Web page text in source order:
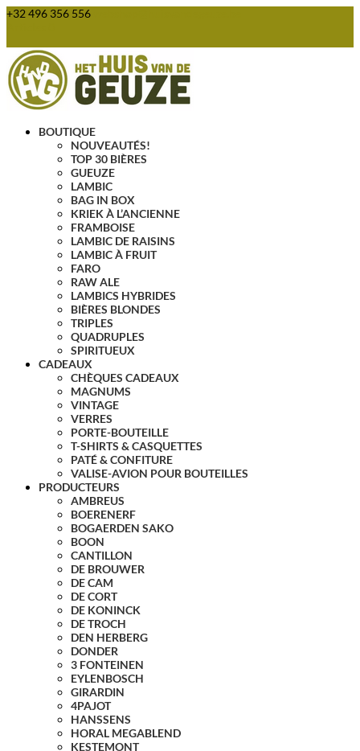
+32 496 356 556
BOUTIQUE
NOUVEAUTÉS!
TOP 30 BIÈRES
GUEUZE
LAMBIC
BAG IN BOX
KRIEK À L’ANCIENNE
FRAMBOISE
LAMBIC DE RAISINS
LAMBIC À FRUIT
FARO
RAW ALE
LAMBICS HYBRIDES
BIÈRES BLONDES
TRIPLES
QUADRUPLES
SPIRITUEUX
CADEAUX
CHÈQUES CADEAUX
MAGNUMS
VINTAGE
VERRES
PORTE-BOUTEILLE
T-SHIRTS & CASQUETTES
PATÉ & CONFITURE
VALISE-AVION POUR BOUTEILLES
PRODUCTEURS
AMBREUS
BOERENERF
BOGAERDEN SAKO
BOON
CANTILLON
DE BROUWER
DE CAM
DE CORT
DE KONINCK
DE TROCH
DEN HERBERG
DONDER
3 FONTEINEN
EYLENBOSCH
GIRARDIN
4PAJOT
HANSSENS
HORAL MEGABLEND
KESTEMONT